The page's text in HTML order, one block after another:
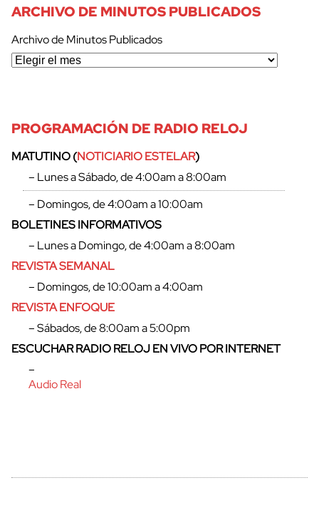
cerrar
ARCHIVO DE MINUTOS PUBLICADOS
Archivo de Minutos Publicados
PROGRAMACIÓN DE RADIO RELOJ
MATUTINO (NOTICIARIO ESTELAR)
– Lunes a Sábado, de 4:00am a 8:00am
– Domingos, de 4:00am a 10:00am
BOLETINES INFORMATIVOS
– Lunes a Domingo, de 4:00am a 8:00am
REVISTA SEMANAL
– Domingos, de 10:00am a 4:00am
REVISTA ENFOQUE
– Sábados, de 8:00am a 5:00pm
ESCUCHAR RADIO RELOJ EN VIVO POR INTERNET
–
Audio Real